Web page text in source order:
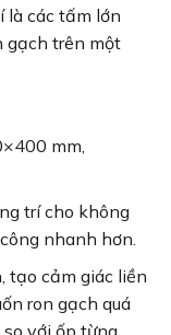
là các tấm lớn
gạch trên một
mm,
trí cho không
nhanh hơn.
tạo cảm giác liền
ron gạch quá